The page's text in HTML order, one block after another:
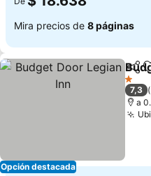
Mira precios de 8 páginas
Opción destacada
1
7,3
a